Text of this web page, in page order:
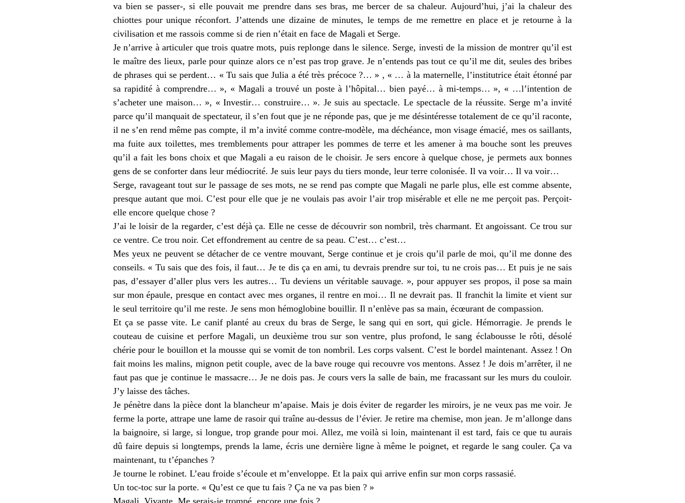
va bien se passer-, si elle pouvait me prendre dans ses bras, me bercer de sa chaleur. Aujourd’hui, j’ai la chaleur des
chiottes pour unique réconfort. J’attends une dizaine de minutes, le temps de me remettre en place et je retourne à la
civilisation et me rassois comme si de rien n’était en face de Magali et Serge.
Je n’arrive à articuler que trois quatre mots, puis replonge dans le silence. Serge, investi de la mission de montrer qu’il est
le maître des lieux, parle pour quinze alors ce n’est pas trop grave. Je n’entends pas tout ce qu’il me dit, seules des bribes
de phrases qui se perdent… « Tu sais que Julia a été très précoce ?… » , « … à la maternelle, l’institutrice était étonné par
sa rapidité à comprendre… », « Magali a trouvé un poste à l’hôpital… bien payé… à mi-temps… », « …l’intention de
s’acheter une maison… », « Investir… construire… ». Je suis au spectacle. Le spectacle de la réussite. Serge m’a invité
parce qu’il manquait de spectateur, il s’en fout que je ne réponde pas, que je me désintéresse totalement de ce qu’il raconte,
il ne s’en rend même pas compte, il m’a invité comme contre-modèle, ma déchéance, mon visage émacié, mes os saillants,
ma fuite aux toilettes, mes tremblements pour attraper les pommes de terre et les amener à ma bouche sont les preuves
qu’il a fait les bons choix et que Magali a eu raison de le choisir. Je sers encore à quelque chose, je permets aux bonnes
gens de se conforter dans leur médiocrité. Je suis leur pays du tiers monde, leur terre colonisée. Il va voir… Il va voir…
Serge, ravageant tout sur le passage de ses mots, ne se rend pas compte que Magali ne parle plus, elle est comme absente,
presque autant que moi. C’est pour elle que je ne voulais pas avoir l’air trop misérable et elle ne me perçoit pas. Perçoit-
elle encore quelque chose ?
J’ai le loisir de la regarder, c’est déjà ça. Elle ne cesse de découvrir son nombril, très charmant. Et angoissant. Ce trou sur
ce ventre. Ce trou noir. Cet effondrement au centre de sa peau. C’est… c’est…
Mes yeux ne peuvent se détacher de ce ventre mouvant, Serge continue et je crois qu’il parle de moi, qu’il me donne des
conseils. « Tu sais que des fois, il faut… Je te dis ça en ami, tu devrais prendre sur toi, tu ne crois pas… Et puis je ne sais
pas, d’essayer d’aller plus vers les autres… Tu deviens un véritable sauvage. », pour appuyer ses propos, il pose sa main
sur mon épaule, presque en contact avec mes organes, il rentre en moi… Il ne devrait pas. Il franchit la limite et vient sur
le seul territoire qu’il me reste. Je sens mon hémoglobine bouillir. Il n’enlève pas sa main, écœurant de compassion.
Et ça se passe vite. Le canif planté au creux du bras de Serge, le sang qui en sort, qui gicle. Hémorragie. Je prends le
couteau de cuisine et perfore Magali, un deuxième trou sur son ventre, plus profond, le sang éclabousse le rôti, désolé
chérie pour le bouillon et la mousse qui se vomit de ton nombril. Les corps valsent. C’est le bordel maintenant. Assez ! On
fait moins les malins, mignon petit couple, avec de la bave rouge qui recouvre vos mentons. Assez ! Je dois m’arrêter, il ne
faut pas que je continue le massacre… Je ne dois pas. Je cours vers la salle de bain, me fracassant sur les murs du couloir.
J’y laisse des tâches.
Je pénètre dans la pièce dont la blancheur m’apaise. Mais je dois éviter de regarder les miroirs, je ne veux pas me voir. Je
ferme la porte, attrape une lame de rasoir qui traîne au-dessus de l’évier. Je retire ma chemise, mon jean. Je m’allonge dans
la baignoire, si large, si longue, trop grande pour moi. Allez, me voilà si loin, maintenant il est tard, fais ce que tu aurais
dû faire depuis si longtemps, prends la lame, écris une dernière ligne à même le poignet, et regarde le sang couler. Ça va
maintenant, tu t’épanches ?
Je tourne le robinet. L’eau froide s’écoule et m’enveloppe. Et la paix qui arrive enfin sur mon corps rassasié.
Un toc-toc sur la porte. « Qu’est ce que tu fais ? Ça ne va pas bien ? »
Magali. Vivante. Me serais-je trompé, encore une fois ?